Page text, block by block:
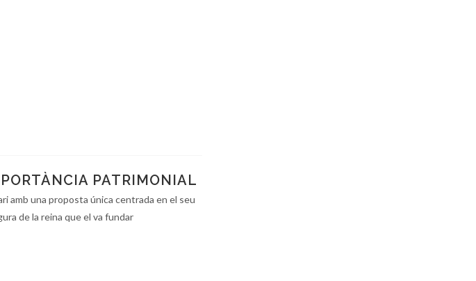
PATRIMONIAL
amb una proposta única centrada en el seu
de la reina que el va fundar